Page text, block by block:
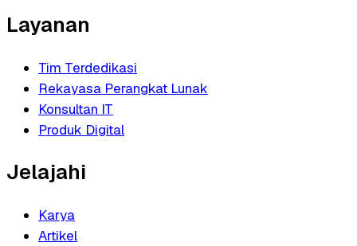
Layanan
Tim Terdedikasi
Rekayasa Perangkat Lunak
Konsultan IT
Produk Digital
Jelajahi
Karya
Artikel